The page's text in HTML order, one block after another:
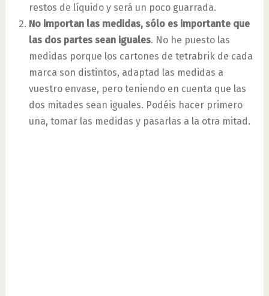
restos de líquido y será un poco guarrada.
No importan las medidas, sólo es importante que
las dos partes sean iguales. No he puesto las
medidas porque los cartones de tetrabrik de cada
marca son distintos, adaptad las medidas a
vuestro envase, pero teniendo en cuenta que las
dos mitades sean iguales. Podéis hacer primero
una, tomar las medidas y pasarlas a la otra mitad.